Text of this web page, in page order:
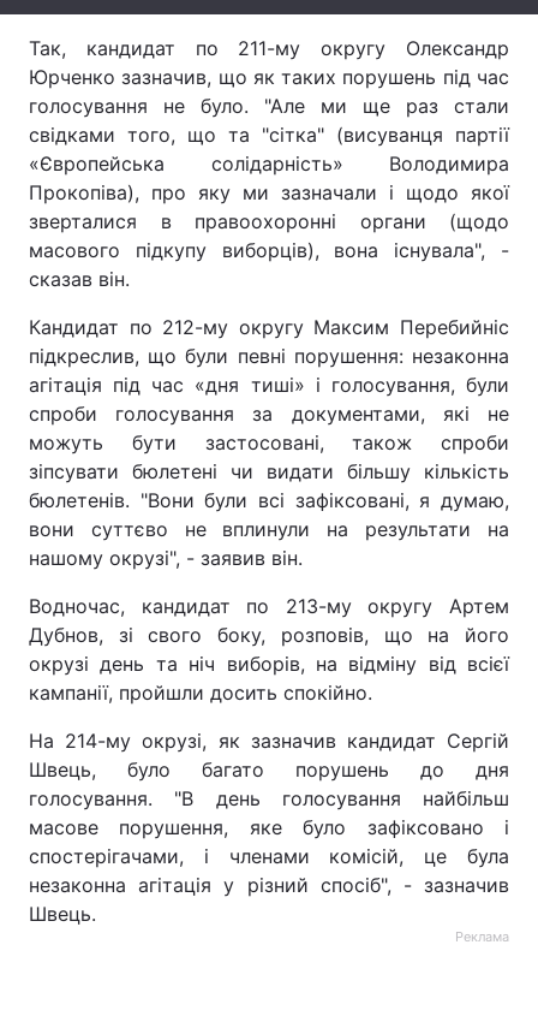
Відео з Youtube Статті
Інтерв'ю Думки
Архів Вакансії
Контакти
Послуги
Тема оформлення
Так, кандидат по 211-му округу Олександр
Юрченко зазначив, що як таких порушень під час
голосування не було. "Але ми ще раз стали
свідками того, що та "сітка" (висуванця партії
«Європейська солідарність» Володимира
Прокопіва), про яку ми зазначали і щодо якої
зверталися в правоохоронні органи (щодо
масового підкупу виборців), вона існувала", -
сказав він.
Кандидат по 212-му округу Максим Перебийніс
підкреслив, що були певні порушення: незаконна
агітація під час «дня тиші» і голосування, були
спроби голосування за документами, які не
можуть бути застосовані, також спроби
зіпсувати бюлетені чи видати більшу кількість
бюлетенів. "Вони були всі зафіксовані, я думаю,
вони суттєво не вплинули на результати на
нашому окрузі", - заявив він.
Водночас, кандидат по 213-му округу Артем
Дубнов, зі свого боку, розповів, що на його
окрузі день та ніч виборів, на відміну від всієї
кампанії, пройшли досить спокійно.
На 214-му окрузі, як зазначив кандидат Сергій
Швець, було багато порушень до дня
голосування. "В день голосування найбільш
масове порушення, яке було зафіксовано і
спостерігачами, і членами комісій, це була
незаконна агітація у різний спосіб", - зазначив
Швець.
Реклама